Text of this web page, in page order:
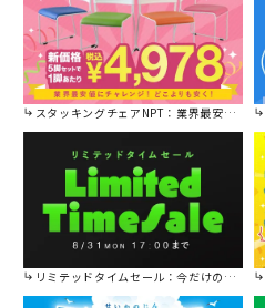
スタッキングチェアNPT：業界最安値に挑戦！
リミテッドタイムセール：今だけの限定セール。